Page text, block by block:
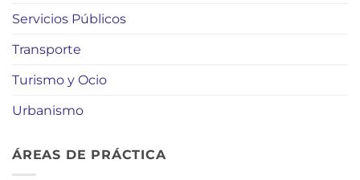
Servicios Públicos
Transporte
Turismo y Ocio
Urbanismo
ÁREAS DE PRÁCTICA